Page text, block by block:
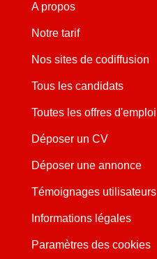
A propos
Notre tarif
Nos sites de codiffusion
Tous les candidats
Toutes les offres d'emploi
Déposer un CV
Déposer une annonce
Témoignages utilisateurs
Informations légales
Paramètres des cookies